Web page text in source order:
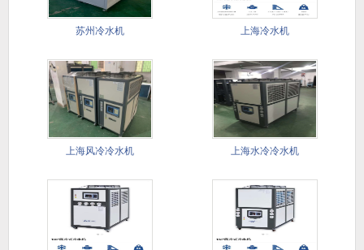
苏州冷水机 上海冷水机
上海风冷冷水机 上海水冷冷水机